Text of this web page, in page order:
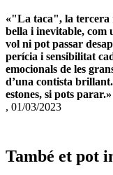
«"La taca", la tercera
bella i inevitable, com
vol ni pot passar
perícia i sensibilitat
emocionals de les
d’una contista
estones, si pots parar.»
, 01/03/2023
També et pot